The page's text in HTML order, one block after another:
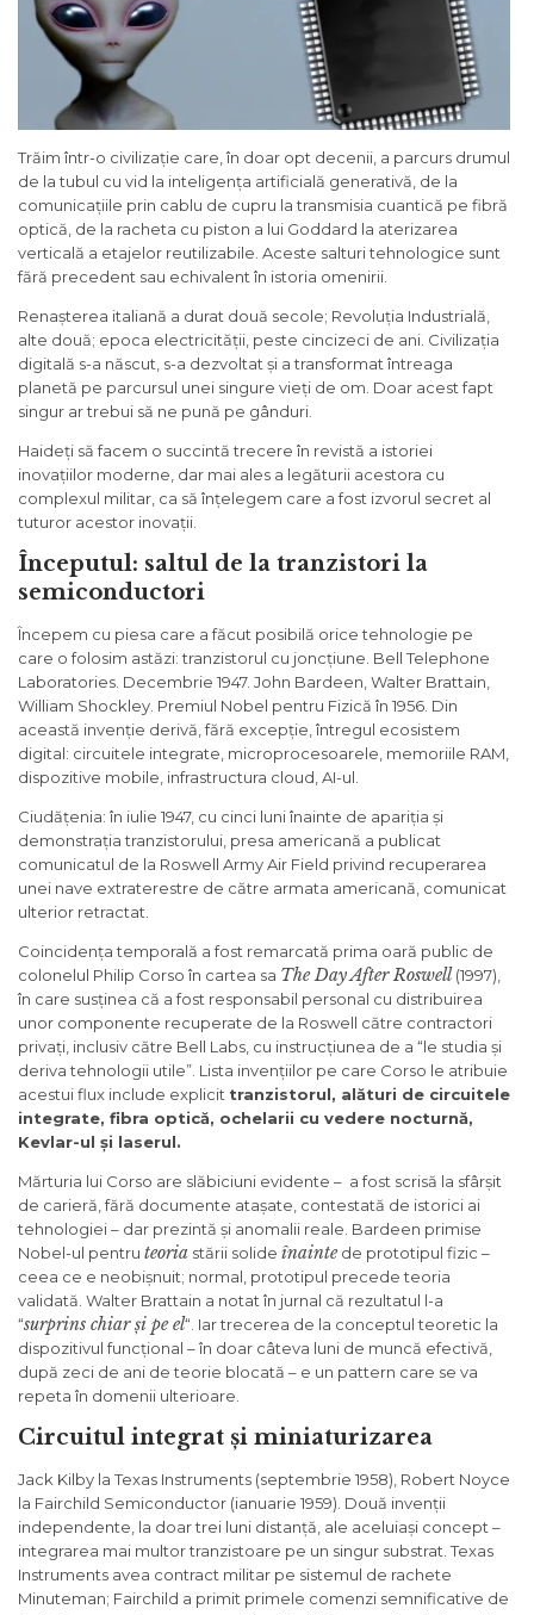
Trăim într-o civilizație care, în doar opt decenii, a parcurs drumul
de la tubul cu vid la inteligența artificială generativă, de la
comunicațiile prin cablu de cupru la transmisia cuantică pe fibră
optică, de la racheta cu piston a lui Goddard la aterizarea
verticală a etajelor reutilizabile. Aceste salturi tehnologice sunt
fără precedent sau echivalent în istoria omenirii.
Renașterea italiană a durat două secole; Revoluția Industrială,
alte două; epoca electricității, peste cincizeci de ani. Civilizația
digitală s-a născut, s-a dezvoltat și a transformat întreaga
planetă pe parcursul unei singure vieți de om. Doar acest fapt
singur ar trebui să ne pună pe gânduri.
Haideți să facem o succintă trecere în revistă a istoriei
inovațiilor moderne, dar mai ales a legăturii acestora cu
complexul militar, ca să înțelegem care a fost izvorul secret al
tuturor acestor inovații.
Începutul: saltul de la tranzistori la
semiconductori
Începem cu piesa care a făcut posibilă orice tehnologie pe
care o folosim astăzi: tranzistorul cu joncțiune. Bell Telephone
Laboratories. Decembrie 1947. John Bardeen, Walter Brattain,
William Shockley. Premiul Nobel pentru Fizică în 1956. Din
această invenție derivă, fără excepție, întregul ecosistem
digital: circuitele integrate, microprocesoarele, memoriile RAM,
dispozitive mobile, infrastructura cloud, AI-ul.
Ciudățenia: în iulie 1947, cu cinci luni înainte de apariția și
demonstrația tranzistorului, presa americană a publicat
comunicatul de la Roswell Army Air Field privind recuperarea
unei nave extraterestre de către armata americană, comunicat
ulterior retractat.
Coincidența temporală a fost remarcată prima oară public de
colonelul Philip Corso în cartea sa The Day After Roswell (1997),
în care susținea că a fost responsabil personal cu distribuirea
unor componente recuperate de la Roswell către contractori
privați, inclusiv către Bell Labs, cu instrucțiunea de a “le studia și
deriva tehnologii utile”. Lista invențiilor pe care Corso le atribuie
acestui flux include explicit tranzistorul, alături de circuitele
integrate, fibra optică, ochelarii cu vedere nocturnă,
Kevlar-ul și laserul.
Mărturia lui Corso are slăbiciuni evidente – a fost scrisă la sfârșit
de carieră, fără documente atașate, contestată de istorici ai
tehnologiei – dar prezintă și anomalii reale. Bardeen primise
Nobel-ul pentru teoria stării solide înaintede prototipul fizic –
ceea ce e neobișnuit; normal, prototipul precede teoria
validată. Walter Brattain a notat în jurnal că rezultatul l-a
“surprins chiar și pe el“. Iar trecerea de la conceptul teoretic la
dispozitivul funcțional – în doar câteva luni de muncă efectivă,
după zeci de ani de teorie blocată – e un pattern care se va
repeta în domenii ulterioare.
Circuitul integrat și miniaturizarea
Jack Kilby la Texas Instruments (septembrie 1958), Robert Noyce
la Fairchild Semiconductor (ianuarie 1959). Două invenții
independente, la doar trei luni distanță, ale aceluiași concept –
integrarea mai multor tranzistoare pe un singur substrat. Texas
Instruments avea contract militar pe sistemul de rachete
Minuteman; Fairchild a primit primele comenzi semnificative de